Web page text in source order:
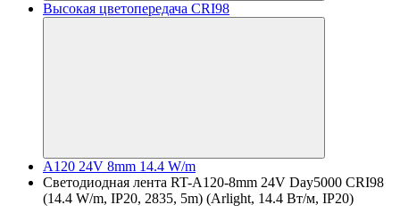
Высокая цветопередача CRI98
A120 24V 8mm 14.4 W/m
Светодиодная лента RT-A120-8mm 24V Day5000 CRI98
(14.4 W/m, IP20, 2835, 5m) (Arlight, 14.4 Вт/м, IP20)